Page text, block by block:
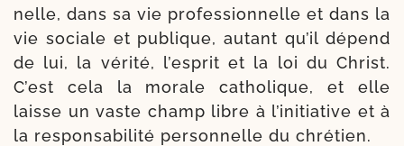
nelle, dans sa vie pro­fes­sion­nelle et dans la
vie sociale et publique, autant qu’il dépend
de lui, la véri­té, l’es­prit et la loi du Christ.
C’est cela la morale catho­lique, et elle
laisse un vaste champ libre à l’i­ni­tia­tive et à
la res­pon­sa­bi­li­té per­son­nelle du chrétien.